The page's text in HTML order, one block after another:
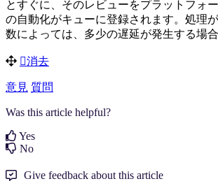
とすぐに、そのレビューをプラットフォ
の自動化がキューに登録されます。処理
数によっては、多少の遅延が発生する場合
消去
意見 質問
Was this article helpful?
Yes
No
Give feedback about this article